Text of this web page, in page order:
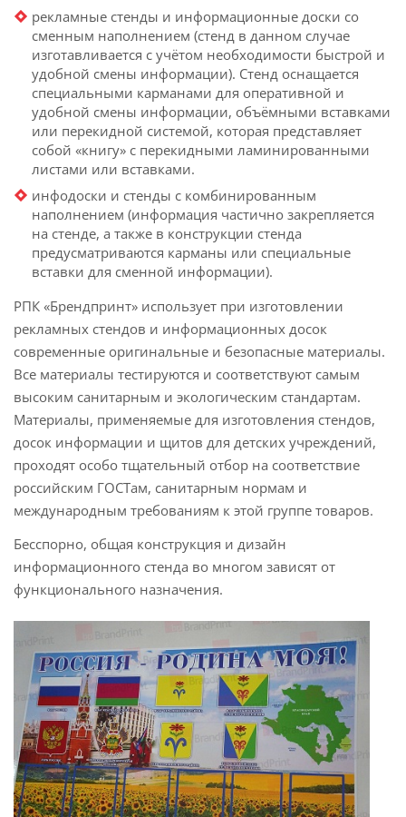
рекламные стенды и информационные доски со
сменным наполнением (стенд в данном случае
изготавливается с учётом необходимости быстрой и
удобной смены информации). Стенд оснащается
специальными карманами для оперативной и
удобной смены информации, объёмными вставками
или перекидной системой, которая представляет
собой «книгу» с перекидными ламинированными
листами или вставками.
инфодоски и стенды с комбинированным
наполнением (информация частично закрепляется
на стенде, а также в конструкции стенда
предусматриваются карманы или специальные
вставки для сменной информации).
РПК «Брендпринт» использует при изготовлении
рекламных стендов и информационных досок
современные оригинальные и безопасные материалы.
Все материалы тестируются и соответствуют самым
высоким санитарным и экологическим стандартам.
Материалы, применяемые для изготовления стендов,
досок информации и щитов для детских учреждений,
проходят особо тщательный отбор на соответствие
российским ГОСТам, санитарным нормам и
международным требованиям к этой группе товаров.
Бесспорно, общая конструкция и дизайн
информационного стенда во многом зависят от
функционального назначения.